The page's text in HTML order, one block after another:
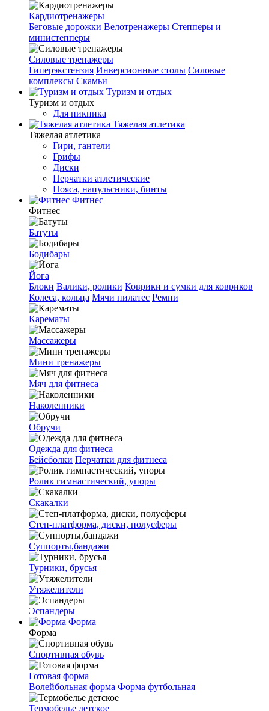
Кардиотренажеры
Беговые дорожки Велотренажеры Степперы и
министепперы
Силовые тренажеры
Гиперэкстензия Инверсионные столы Силовые
комплексы Скамьи
Туризм и отдых
Туризм и отдых
Для пикника
Тяжелая атлетика
Тяжелая атлетика
Гири, гантели
Грифы
Диски
Перчатки атлетические
Пояса, напульсники, бинты
Фитнес
Фитнес
Батуты
Бодибары
Йога
Блоки Валики, ролики Коврики и сумки для ковриков
Колеса, кольца Мячи пилатес Ремни
Карематы
Массажеры
Мини тренажеры
Мяч для фитнеса
Наколенники
Обручи
Одежда для фитнеса
Бейсболки Перчатки для фитнеса
Ролик гимнастический, упоры
Скакалки
Степ-платформа, диски, полусферы
Суппорты,бандажи
Турники, брусья
Утяжелители
Эспандеры
Форма
Форма
Спортивная обувь
Готовая форма
Волейбольная форма Форма футбольная
Термобелье детское